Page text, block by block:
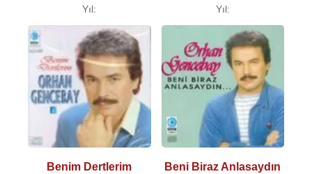
Yıl: Yıl:
Benim Dertlerim Beni Biraz Anlasaydın